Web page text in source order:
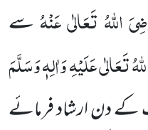
اللّٰہُ تَعَالٰی عَنْہُسے
تَعَالٰی عَلَیْہِ وَاٰلِہٖ وَسَلَّمَ
کے دن ارشاد فرمائے